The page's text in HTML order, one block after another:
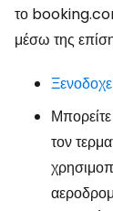
το
μέσω της
τον